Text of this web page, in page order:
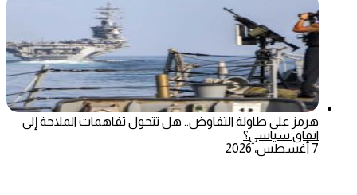
هرمز على طاولة التفاوض.. هل تتحول تفاهمات الملاحة إلى
اتفاق سياسي؟
7 أغسطس، 2026